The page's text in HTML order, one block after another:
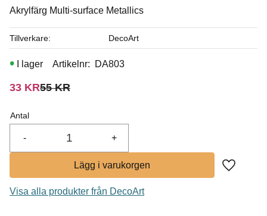
Akrylfärg Multi-surface Metallics
Nedsatt pris:
33 KROrdinarie pris:
55KR
Antal
+
-
Lägg till
I lager Artikelnr DA803
Tillverkare DecoArt
Visa alla produkter från DecoArt